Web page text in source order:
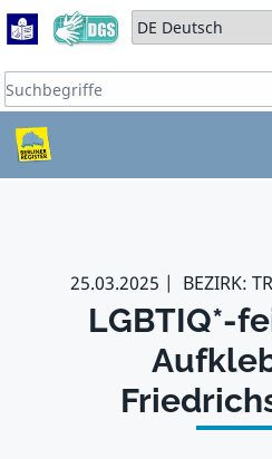
Zum Hauptbereich springen
Zum Hauptmenü springen
Sprache auswählen:
Suchbegriffe:
25.03.2025 BEZIRK:
LGBTIQ*-